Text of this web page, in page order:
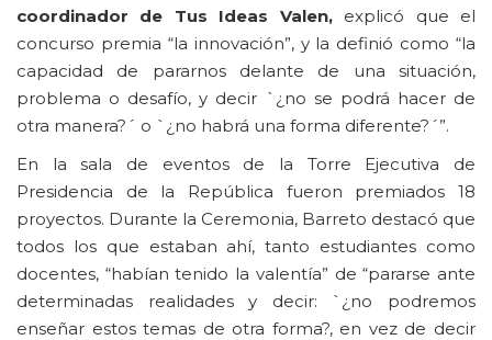
coordinador de Tus Ideas Valen,explicó que el
concurso premia “la innovación”, y la definió como “la
capacidad de pararnos delante de una situación,
problema o desafío, y decir `¿no se podrá hacer de
otra manera?´ o `¿no habrá una forma diferente?´”.
En la sala de eventos de la Torre Ejecutiva de
Presidencia de la República fueron premiados 18
proyectos. Durante la Ceremonia, Barreto destacó que
todos los que estaban ahí, tanto estudiantes como
docentes, “habían tenido la valentía” de “pararse ante
determinadas realidades y decir: `¿no podremos
enseñar estos temas de otra forma?, en vez de decir